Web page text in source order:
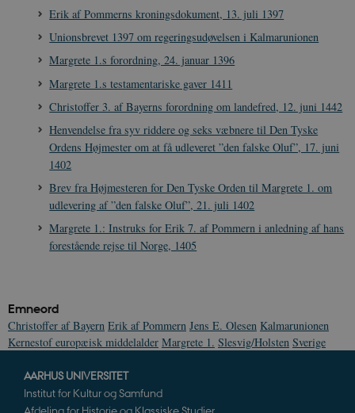
Erik af Pommerns kroningsdokument, 13. juli 1397
Unionsbrevet 1397 om regeringsudøvelsen i Kalmarunionen
Margrete 1.s forordning, 24. januar 1396
Margrete 1.s testamentariske gaver 1411
Christoffer 3. af Bayerns forordning om landefred, 12. juni 1442
Henvendelse fra syv riddere og seks væbnere til Den Tyske
Ordens Højmester om at få udleveret ”den falske Oluf”, 17. juni
1402
Brev fra Højmesteren for Den Tyske Orden til Margrete 1. om
udlevering af ”den falske Oluf”, 21. juli 1402
Margrete 1.: Instruks for Erik 7. af Pommern i anledning af hans
forestående rejse til Norge, 1405
Emneord
Christoffer af Bayern Erik af Pommern Jens E. Olesen Kalmarunionen
Kernestof europæisk middelalder Margrete 1. Slesvig/Holsten Sverige
AARHUS UNIVERSITET
Institut for Kultur og Samfund
Afdeling for Historie og Klassiske Studier
JSESSIONID
Oracle Corporation
.nr-data.net
CookieScriptConsent
CookieScript
danmarkshistorien.dk
1 år
XSRF-TOKEN danmarkshistoriendk.h5p.com 1 dag